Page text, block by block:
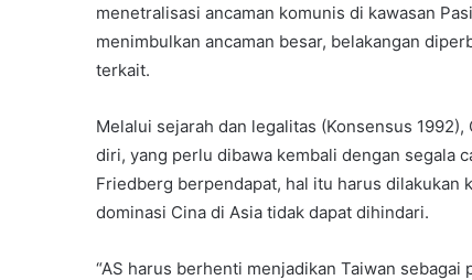
menetralisasi ancaman komunis di kawasan
menimbulkan ancaman besar, belakangan
terkait.
Melalui sejarah dan legalitas (Konsensus
diri, yang perlu dibawa kembali dengan segala
Friedberg berpendapat, hal itu harus dilakukan
dominasi Cina di Asia tidak dapat dihindari.
“AS harus berhenti menjadikan Taiwan